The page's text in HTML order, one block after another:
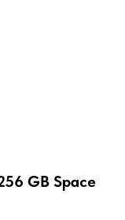
GB Space